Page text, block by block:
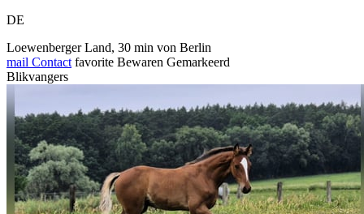
DE
Loewenberger Land, 30 min von Berlin
mail Contact favorite Bewaren Gemarkeerd
Blikvangers